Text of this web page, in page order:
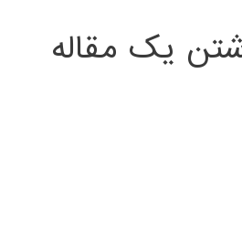
یک مقاله